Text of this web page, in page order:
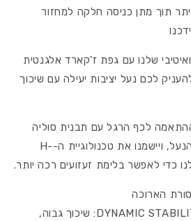
תוך מתן כניסה חלקה למחזור
שלנו עם גפת ז'קארד אלגנטית
לכם נעל יציבות יעילה עם שיכוך
לכף הרגל עם תבנית סוליה
ויישמנו את טכנולוגיית ה-H-
כדי לאפשר בלימת זעזועים רכה יותר.
הארוכה
DYNAMIC: שיכוך גבוה,